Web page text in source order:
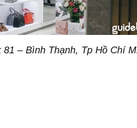
– Bình Thạnh, Tp Hồ Chí